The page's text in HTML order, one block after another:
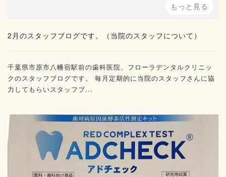
もっと見る
2月のスタッフブログです。（当院のスタッフについて）
千葉県市原市八幡宿駅前の歯科医院、フローラデンタルクリニッ
クのスタッフブログです。 毎月定期的に当院のスタッフさんに協
力してもらいスタッフブ...